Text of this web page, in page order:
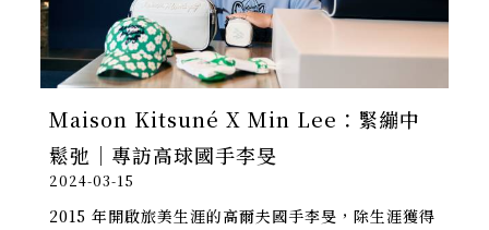
Maison Kitsuné X Min Lee：緊繃中
鬆弛｜專訪高球國手李旻
2024-03-15
2015 年開啟旅美生涯的高爾夫國手李旻，除生涯獲得